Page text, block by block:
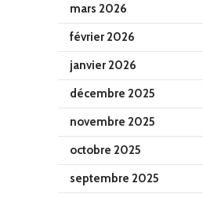
mars 2026
février 2026
janvier 2026
décembre 2025
novembre 2025
octobre 2025
septembre 2025